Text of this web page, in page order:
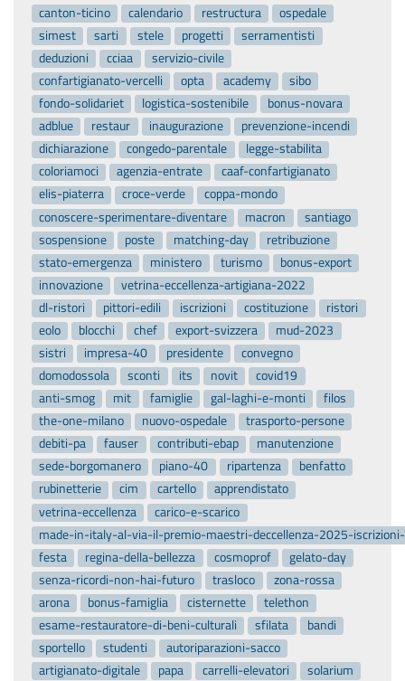
canton-ticino
calendario restructura
ospedale
simest
sarti stele progetti
serramentisti
deduzioni
cciaa
servizio-civile
confartigianato-vercelli
opta academy
sibo
fondo-solidariet
logistica-sostenibile
bonus-novara
adblue
restaur inaugurazione
prevenzione-incendi
dichiarazione
congedo-parentale
legge-stabilita
coloriamoci
agenzia-entrate
caaf-confartigianato
elis-piaterra
croce-verde
coppa-mondo
conoscere-sperimentare-diventare
macron
santiago
sospensione
poste matching-day
retribuzione
stato-emergenza
ministero turismo
bonus-export
innovazione
vetrina-eccellenza-artigiana-2022
dl-ristori
pittori-edili iscrizioni costituzione
ristori
eolo
blocchi chef export-svizzera
mud-2023
sistri
impresa-40 presidente
convegno
domodossola
sconti its novit
covid19
anti-smog
mit famiglie gal-laghi-e-monti
filos
the-one-milano
nuovo-ospedale
trasporto-persone
debiti-pa
fauser contributi-ebap
manutenzione
sede-borgomanero
piano-40 ripartenza
benfatto
rubinetterie
cim cartello
apprendistato
vetrina-eccellenza
carico-e-scarico
made-in-italy-al-via-il-premio-maestri-deccellenza-2025-
festa
regina-della-bellezza cosmoprof
gelato-day
senza-ricordi-non-hai-futuro
trasloco
zona-rossa
arona
bonus-famiglia cisternette
telethon
esame-restauratore-di-beni-culturali
sfilata
bandi
sportello
studenti
autoriparazioni-sacco
artigianato-digitale
papa carrelli-elevatori
solarium